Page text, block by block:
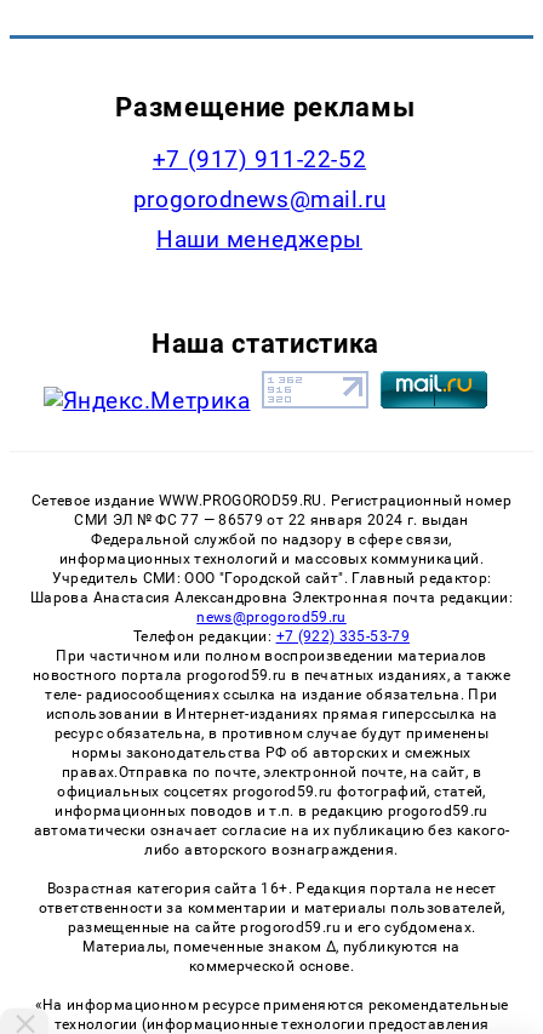
Размещение рекламы
+7 (917) 911-22-52
progorodnews@mail.ru
Наши менеджеры
Наша статистика
Сетевое издание WWW.PROGOROD59.RU. Регистрационный номер
СМИ ЭЛ № ФС 77 — 86579 от 22 января 2024 г. выдан
Федеральной службой по надзору в сфере связи,
информационных технологий и массовых коммуникаций.
Учредитель СМИ: ООО "Городской сайт". Главный редактор:
Шарова Анастасия Александровна Электронная почта редакции:
news@progorod59.ru
Телефон редакции: +7 (922) 335-53-79
При частичном или полном воспроизведении материалов
новостного портала progorod59.ru в печатных изданиях, а также
теле- радиосообщениях ссылка на издание обязательна. При
использовании в Интернет-изданиях прямая гиперссылка на
ресурс обязательна, в противном случае будут применены
нормы законодательства РФ об авторских и смежных
правах.Отправка по почте, электронной почте, на сайт, в
официальных соцсетях progorod59.ru фотографий, статей,
информационных поводов и т.п. в редакцию progorod59.ru
автоматически означает согласие на их публикацию без какого-
либо авторского вознаграждения.
Возрастная категория сайта 16+. Редакция портала не несет
ответственности за комментарии и материалы пользователей,
размещенные на сайте progorod59.ru и его субдоменах.
Материалы, помеченные знаком Δ, публикуются на
коммерческой основе.
«На информационном ресурсе применяются рекомендательные
технологии (информационные технологии предоставления